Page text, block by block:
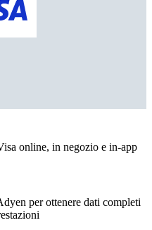
online, in negozio e in-app
per ottenere dati completi